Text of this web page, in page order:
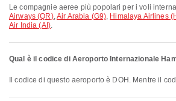
Le compagnie aeree più popolari per i voli
Airways (QR),Air Arabia (G9), Himalaya Airlines
Air India (AI).
Qual è il codice di Aeroporto Internazionale
Il codice di questo aeroporto è DOH. Mentre il